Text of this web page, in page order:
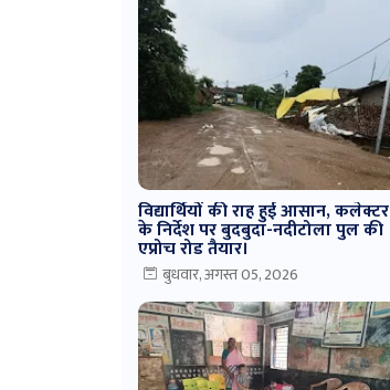
विद्यार्थियों की राह हुई आसान, कलेक्टर
के निर्देश पर बुदबुदा-नदीटोला पुल की
एप्रोच रोड तैयार।
बुधवार, अगस्त 05, 2026